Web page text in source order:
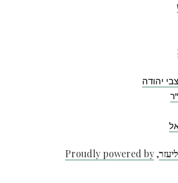
יהודה
,
Proudly powered by